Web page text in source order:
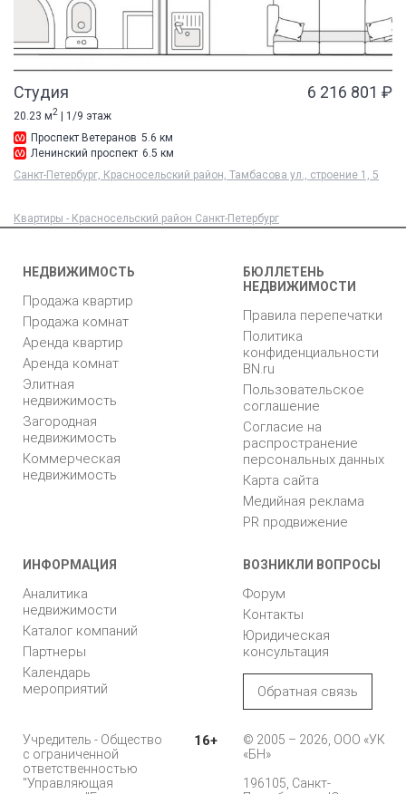
Студия 6 216 801 ₽
20.23 м2 | 1/9 этаж
Проспект Ветеранов 5.6 км
Ленинский проспект 6.5 км
Санкт-Петербург, Красносельский район, Тамбасова ул., строение 1, 5
Квартиры - Красносельский район Санкт-Петербург
НЕДВИЖИМОСТЬ
Продажа квартир
Продажа комнат
Аренда квартир
Аренда комнат
Элитная
недвижимость
Загородная
недвижимость
Коммерческая
недвижимость
БЮЛЛЕТЕНЬ
НЕДВИЖИМОСТИ
Правила перепечатки
Политика
конфиденциальности
BN.ru
Пользовательское
соглашение
Согласие на
распространение
персональных данных
Карта сайта
Медийная реклама
PR продвижение
ИНФОРМАЦИЯ
Аналитика
недвижимости
Каталог компаний
Партнеры
Календарь
мероприятий
ВОЗНИКЛИ ВОПРОСЫ
Форум
Контакты
Юридическая
консультация
Обратная связь
Учредитель - Общество
с ограниченной
ответственностью
"Управляющая
16+
© 2005 – 2026, ООО «УК
«БН»
196105, Санкт-